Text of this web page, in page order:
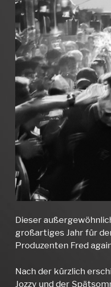
Dieser
großartiges Jahr für
Produzenten Fred
Nach der kürzlich
Jozzy und der